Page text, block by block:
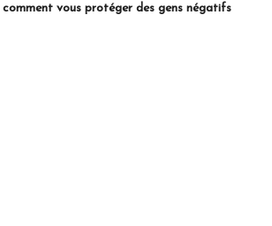
comment vous protéger des gens négatifs